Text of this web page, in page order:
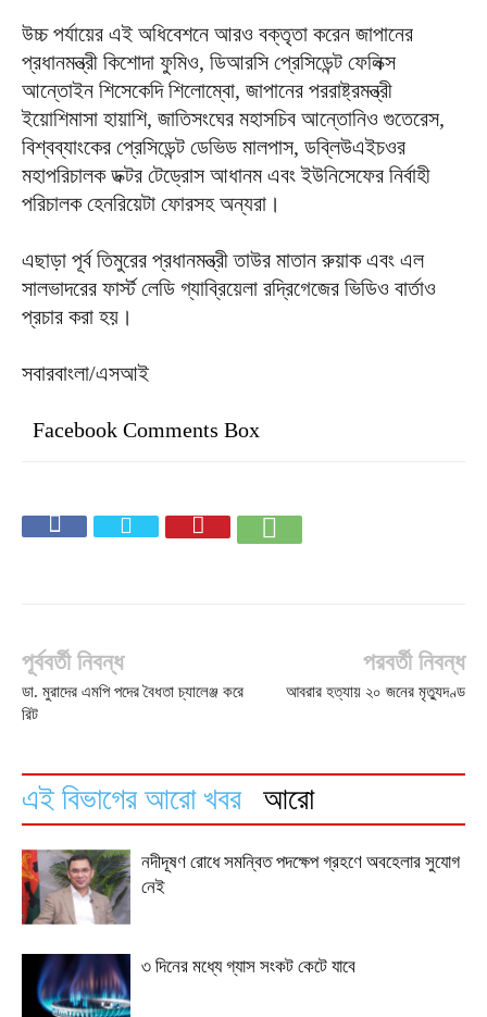
উচ্চ পর্যায়ের এই অধিবেশনে আরও বক্তৃতা করেন জাপানের
প্রধানমন্ত্রী কিশোদা ফুমিও, ডিআরসি প্রেসিডেন্ট ফেলিক্স
আন্তোইন শিসেকেদি শিলোম্বো, জাপানের পররাষ্ট্রমন্ত্রী
ইয়োশিমাসা হায়াশি, জাতিসংঘের মহাসচিব আন্তোনিও গুতেরেস,
বিশ্বব্যাংকের প্রেসিডেন্ট ডেভিড মালপাস, ডব্লিউএইচওর
মহাপরিচালক ডক্টর টেড্রোস আধানম এবং ইউনিসেফের নির্বাহী
পরিচালক হেনরিয়েটা ফোরসহ অন্যরা।
এছাড়া পূর্ব তিমুরের প্রধানমন্ত্রী তাউর মাতান রুয়াক এবং এল
সালভাদরের ফার্স্ট লেডি গ্যাব্রিয়েলা রদ্রিগেজের ভিডিও বার্তাও
প্রচার করা হয়।
সবারবাংলা/এসআই
Facebook Comments Box
পূর্ববর্তী নিবন্ধ
ডা. মুরাদের এমপি পদের বৈধতা চ্যালেঞ্জ করে
রিট
পরবর্তী নিবন্ধ
আবরার হত্যায় ২০ জনের মৃত্যুদণ্ড
এই বিভাগের আরো খবর আরো
নদীদূষণ রোধে সমন্বিত পদক্ষেপ গ্রহণে অবহেলার সুযোগ
নেই
৩ দিনের মধ্যে গ্যাস সংকট কেটে যাবে